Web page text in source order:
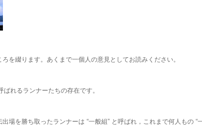
を綴ります。あくまで一個人の意見としてお読みください。
れるランナーたちの存在です。
場を勝ち取ったランナーは “一般組” と呼ばれ，これまで何人もの “